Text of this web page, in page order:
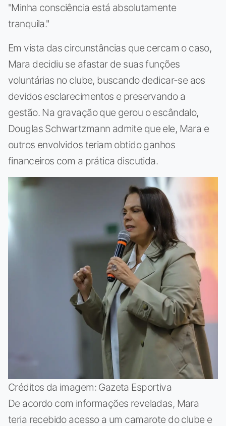
"Minha consciência está absolutamente
tranquila."
Em vista das circunstâncias que cercam o caso,
Mara decidiu se afastar de suas funções
voluntárias no clube, buscando dedicar-se aos
devidos esclarecimentos e preservando a
gestão. Na gravação que gerou o escândalo,
Douglas Schwartzmann admite que ele, Mara e
outros envolvidos teriam obtido ganhos
financeiros com a prática discutida.
Créditos da imagem: Gazeta Esportiva
De acordo com informações reveladas, Mara
teria recebido acesso a um camarote do clube e